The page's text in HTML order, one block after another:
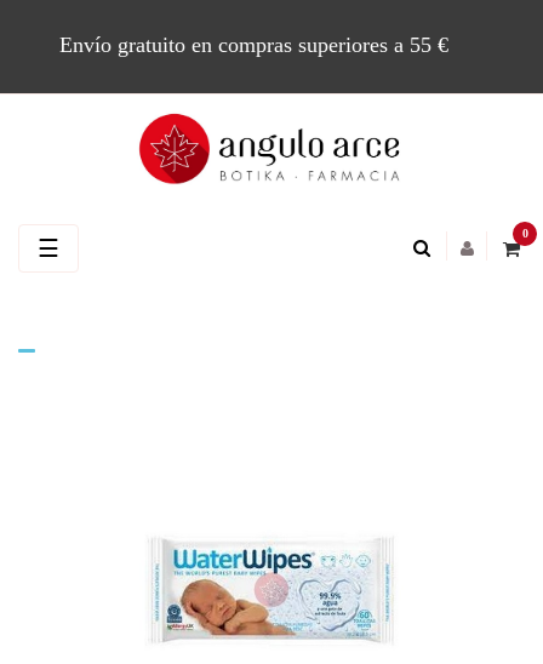
Envío gratuito en compras superiores a 55 €
0
Navegación
☰